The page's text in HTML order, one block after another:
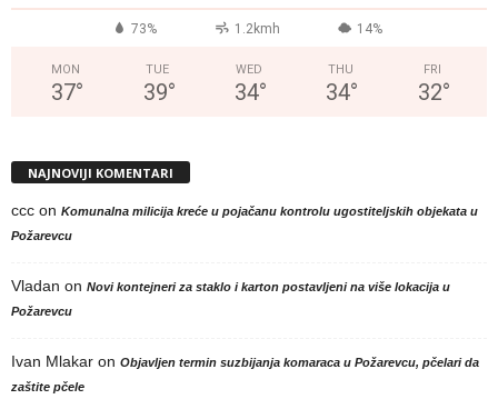
73% 1.2kmh 14%
MON
37°
TUE
39°
WED
34°
THU
34°
FRI
32°
NAJNOVIJI KOMENTARI
ccc on Komunalna milicija kreće u pojačanu kontrolu ugostiteljskih objekata u
Požarevcu
Vladan on Novi kontejneri za staklo i karton postavljeni na više lokacija u
Požarevcu
Ivan Mlakar on Objavljen termin suzbijanja komaraca u Požarevcu, pčelari da
zaštite pčele